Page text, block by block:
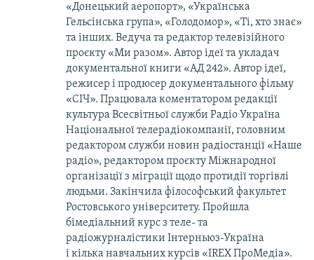
«Донецький аеропорт», «Українська
Гельсінська група», «Голодомор», «Ті, хто знає»
та інших. Ведуча та редактор телевізійного
проєкту «Ми разом». Автор ідеї та укладач
документальної книги «АД 242». Автор ідеї,
режисер і продюсер документального фільму
«СІЧ». Працювала коментатором редакції
культура Всесвітньої служби Радіо Україна
Національної телерадіокомпанії, головним
редактором служби новин радіостанції «Наше
радіо», редактором проєкту Міжнародної
організації з міграції щодо протидії торгівлі
людьми. Закінчила філософський факультет
Ростовського університету. Пройшла
бімедіальний курс з теле- та
радіожурналістики Інтерньюз-Україна
і кілька навчальних курсів «IREX ПроМедіа».